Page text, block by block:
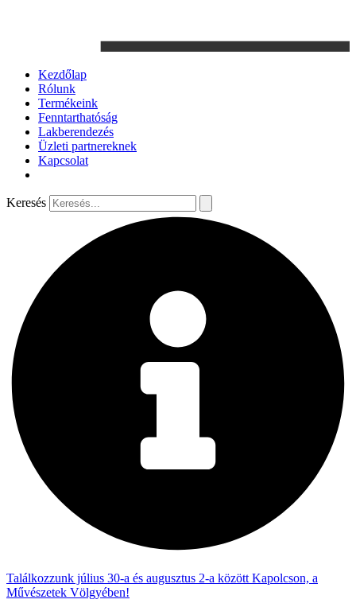
Kezdőlap
Rólunk
Termékeink
Fenntarthatóság
Lakberendezés
Üzleti partnereknek
Kapcsolat
Keresés
Találkozzunk július 30-a és augusztus 2-a között Kapolcson, a
Művészetek Völgyében!